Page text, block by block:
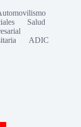
Salud
ADIC